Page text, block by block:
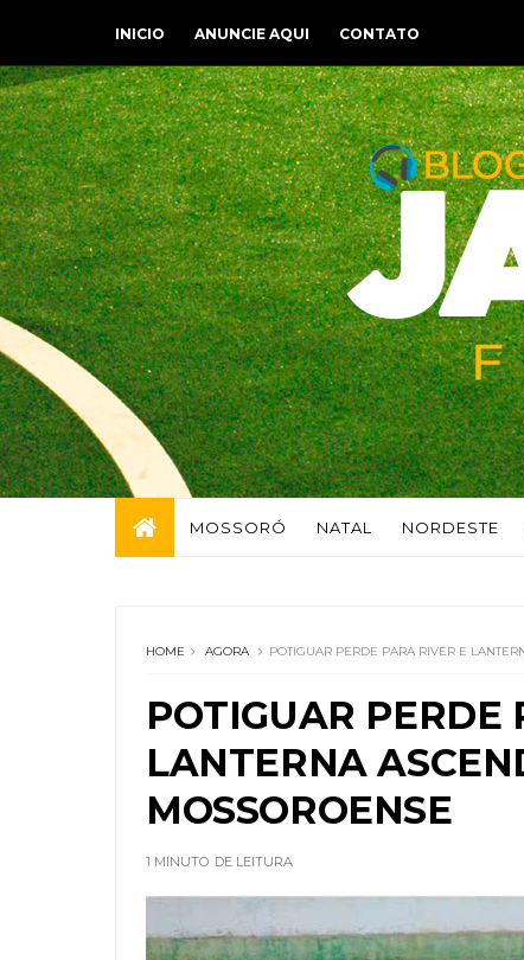
INICIO ANUNCIE AQUI CONTATO
MOSSORÓ NATAL NORDESTE
HOME AGORA POTIGUAR PERDE PARA RIVER E
POTIGUAR PERDE
LANTERNA
MOSSOROENSE
1 MINUTO DE LEITURA